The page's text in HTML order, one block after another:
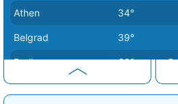
Athen 34°
Belgrad 39°
Berlin 26°
Bern 30°